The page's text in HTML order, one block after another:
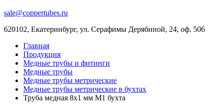
sale@coppertubes.ru
620102, Екатеринбург, ул. Серафимы Дерябиной, 24, оф. 506
Главная
Продукция
Медные трубы и фитинги
Медные трубы
Медные трубы метрические
Медные трубы метрические в бухтах
Труба медная 8х1 мм М1 бухта